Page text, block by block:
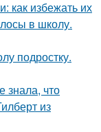
как избежать их
в школу.
подростку.
знала, что
из